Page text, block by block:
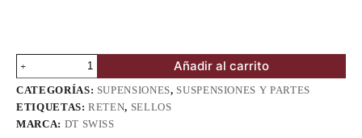
DT
Swiss
32mm
|
SKF
Añadir al carrito
CATEGORÍAS: SUPENSIONES, SUSPENSIONES Y PARTES
ETIQUETAS:RETEN, SELLOS
MARCA: DT SWISS